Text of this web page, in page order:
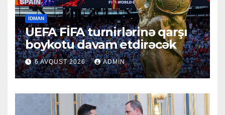
İDMAN
UEFA FİFA turnirlərinə qarşı
boykotu davam etdirəcək
6 AVQUST 2026 ADMIN